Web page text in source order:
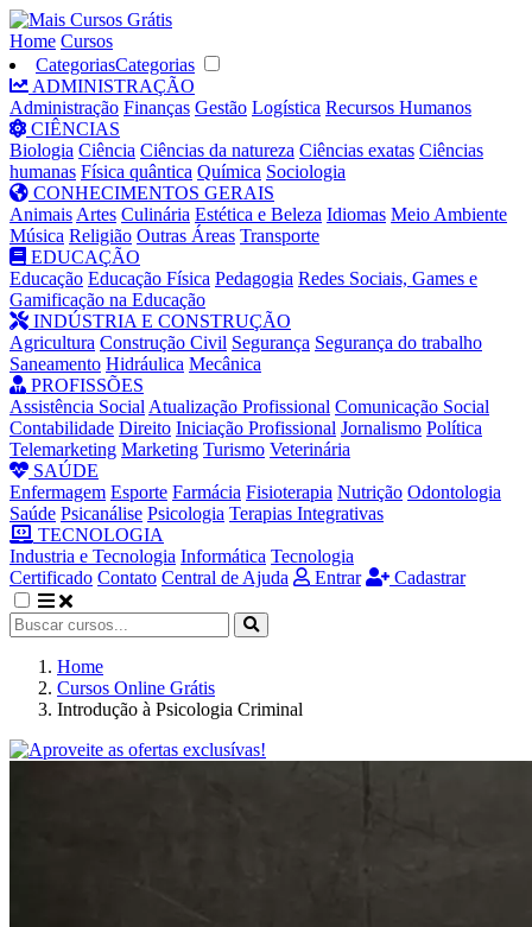
Home Cursos
CategoriasCategorias
ADMINISTRAÇÃO
Administração Finanças Gestão Logística Recursos Humanos
CIÊNCIAS
Biologia Ciência Ciências da natureza Ciências exatas Ciências
humanas Física quântica Química Sociologia
CONHECIMENTOS GERAIS
Animais Artes Culinária Estética e Beleza Idiomas Meio Ambiente
Música Religião Outras Áreas Transporte
EDUCAÇÃO
Educação Educação Física Pedagogia Redes Sociais, Games e
Gamificação na Educação
INDÚSTRIA E CONSTRUÇÃO
Agricultura Construção Civil Segurança Segurança do trabalho
Saneamento Hidráulica Mecânica
PROFISSÕES
Assistência Social Atualização Profissional Comunicação Social
Contabilidade Direito Iniciação Profissional Jornalismo Política
Telemarketing Marketing Turismo Veterinária
SAÚDE
Enfermagem Esporte Farmácia Fisioterapia Nutrição Odontologia
Saúde Psicanálise Psicologia Terapias Integrativas
TECNOLOGIA
Industria e Tecnologia Informática Tecnologia
Certificado Contato Central de Ajuda Entrar Cadastrar
Home
Cursos Online Grátis
Introdução à Psicologia Criminal